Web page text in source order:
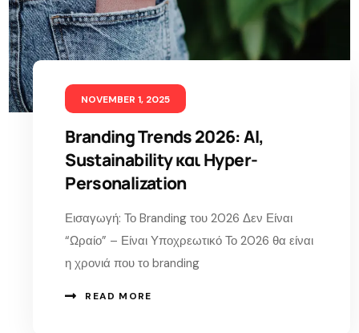
NOVEMBER 1, 2025
Branding Trends 2026: AI,
Sustainability και Hyper-
Personalization
Εισαγωγή: Το Branding του 2026 Δεν Είναι
“Ωραίο” – Είναι Υποχρεωτικό Το 2026 θα είναι
η χρονιά που το branding
READ MORE